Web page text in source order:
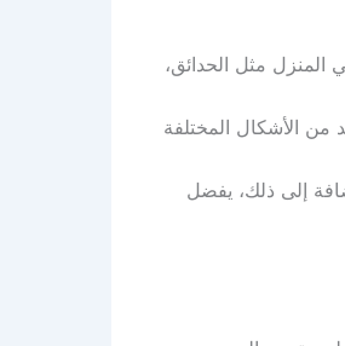
المنزل مثل الحدائق،
من الأشكال المختلفة
إلى ذلك، يفضل